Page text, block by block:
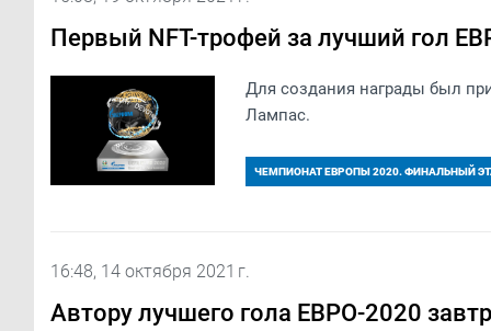
Первый NFT-трофей за лучший гол
Для создания награды был
Лампас.
ЧЕМПИОНАТ ЕВРОПЫ 2020. ФИНАЛЬНЫЙ
16:48, 14 октября 2021 г.
Автору лучшего гола ЕВРО-2020